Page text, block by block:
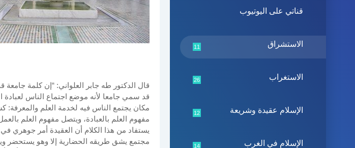
قناتي على اليوتيوب
الاستشراق 11
الاستغراب 26
الإسلام عقيدة وشريعة 12
الإسلام في الغرب 14
قال الدكتور طه جابر العلواني: “إن كلمة
قد سمي جامعا لأنه موضع اجتماع الناس
مكان يجتمع الناس فيه لخدمة العلم والمعرفة:
مفهوم العلم بالعبادة، ويتصل مفهوم العلم
يستفاد من هذا الكلام أن العقيدة أمر جوهري في
مجتمع يشق طريقه الحضارية إلا وهو يستحضر